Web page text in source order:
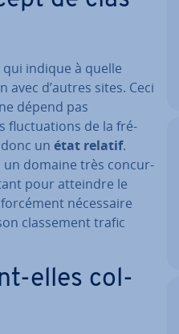
indique à quelle
d’autres sites. Ceci
dépend pas
fluc­tua­tions de la fré­
un état relatif.
un domaine très con­cur­
pour atteindre le
né­ces­saire
clas­se­ment trafic
elles col­